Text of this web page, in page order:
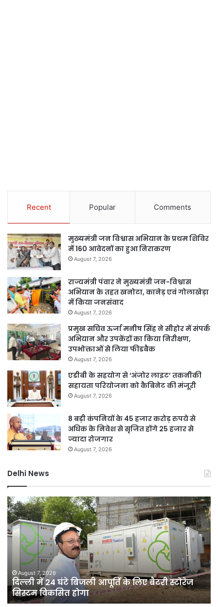
Recent Popular Comments
मुख्यमंत्री जन विश्वास अभियान के प्रथम शिविर
में 160 आवेदनों का हुआ निराकरण
August 7, 2026
राज्यमंत्री पंवार ने मुख्यमंत्री जन-विश्वास
अभियान के तहत खनोटा, कानेड़ एवं गोलाखेड़ा
में किया जनसंवाद
August 7, 2026
प्रमुख सचिव ऊर्जा मनीष सिंह ने सीहोर में संपर्क
अभियान और उपकेंद्रों का किया निरीक्षण,
उपभोक्ताओं से लिया फीडबैक
August 7, 2026
एडीबी के सहयोग से ‘अंजोर लाइट’ तकनीकी
सहायता परियोजना को कैबिनेट की मंजूरी
August 7, 2026
8 बड़ी कंपनियों के 45 हजार करोड़ रुपये से
अधिक के निवेश से सृजित होंगे 25 हजार से
ज्यादा रोजगार
August 7, 2026
Delhi News
दिल्ली
में
24
घंटे
बिजली
लिए
बैटरी
स्टोरेज
सिस्टम
August 7, 2026
दिल्ली में 24 घंटे बिजली आपूर्ति के लिए बैटरी स्टोरेज
सिस्टम विकसित होगा
में
पर